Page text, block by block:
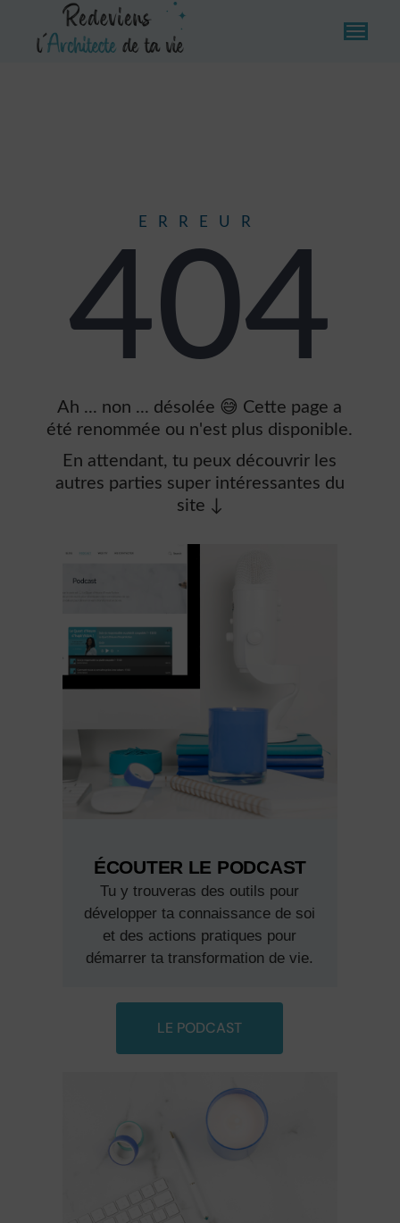
ERREUR
404
Ah ... non ... désolée 😅 Cette page a
été renommée ou n'est plus disponible.
En attendant, tu peux découvrir les
autres parties super intéressantes du
site ↓
ÉCOUTER LE PODCAST
Tu y trouveras des outils pour
développer ta connaissance de soi
et des actions pratiques pour
démarrer ta transformation de vie.
LE PODCAST